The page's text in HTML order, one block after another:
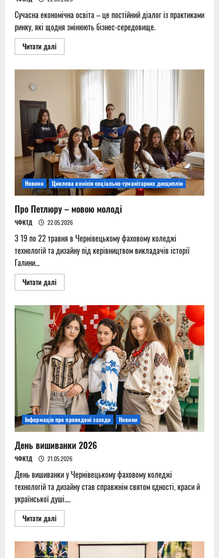
Сучасна економічна освіта – це постійний діалог із практиками
ринку, які щодня змінюють бізнес-середовище.
Читати далі
more
навчання
Новини Циклова комісія соціально-гуманітарних дисциплін
Про Петлюру – мовою молоді
ЧФКТД 22.05.2026
З 19 по 22 травня в Чернівецькому фаховому коледжі
технологій та дизайну під керівництвом викладачів історії
Галини...
Читати далі
more
Петлюру
–
мовою
молоді
Інформація про проведені заходи Новини
День вишиванки 2026
ЧФКТД 21.05.2026
День вишиванки у Чернівецькому фаховому коледжі
технологій та дизайну став справжнім святом єдності, краси й
української душі....
Читати далі
more
вишиванки
2026